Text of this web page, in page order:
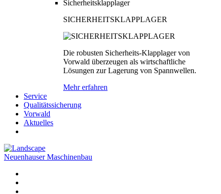
Sicherheitsklapplager
SICHERHEITSKLAPPLAGER
Die robusten Sicherheits-Klapplager von
Vorwald überzeugen als wirtschaftliche
Lösungen zur Lagerung von Spannwellen.
Mehr erfahren
Service
Qualitätssicherung
Vorwald
Aktuelles
Neuenhauser Maschinenbau